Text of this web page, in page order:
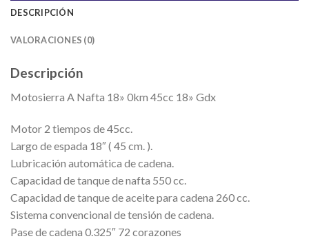
DESCRIPCIÓN
VALORACIONES (0)
Descripción
Motosierra A Nafta 18» 0km 45cc 18» Gdx
Motor 2 tiempos de 45cc.
Largo de espada 18″ ( 45 cm. ).
Lubricación automática de cadena.
Capacidad de tanque de nafta 550 cc.
Capacidad de tanque de aceite para cadena 260 cc.
Sistema convencional de tensión de cadena.
Pase de cadena 0.325″ 72 corazones